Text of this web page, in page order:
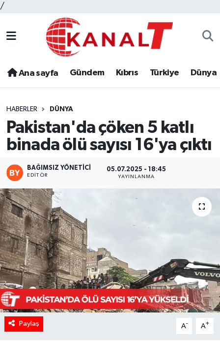
/
Ana sayfa Gündem Kıbrıs Türkiye Dünya
HABERLER DÜNYA
Pakistan'da çöken 5 katlı
binada ölü sayısı 16'ya çıktı
BAĞIMSIZ YÖNETICI
EDITÖR
05.07.2025 - 18:45
YAYINLANMA
Paylaş A- A+